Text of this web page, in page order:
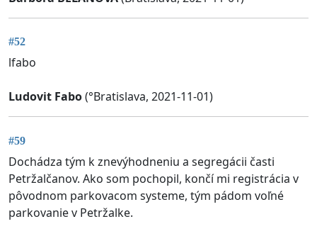
#52
lfabo
Ludovit Fabo(°Bratislava, 2021-11-01)
#59
Dochádza tým k znevýhodneniu a segregácii časti
Petržalčanov. Ako som pochopil, končí mi registrácia v
pôvodnom parkovacom systeme, tým pádom voľné
parkovanie v Petržalke.